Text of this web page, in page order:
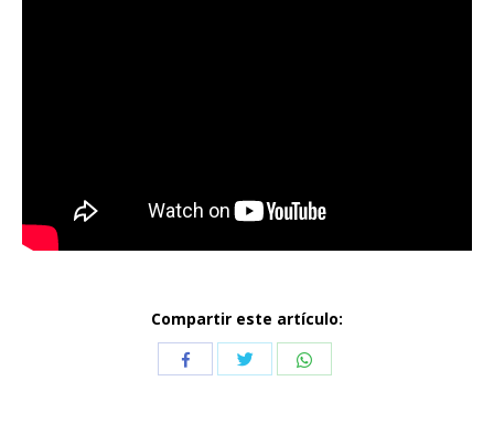
Compartir este artículo:
CompartirCompartirCompartir